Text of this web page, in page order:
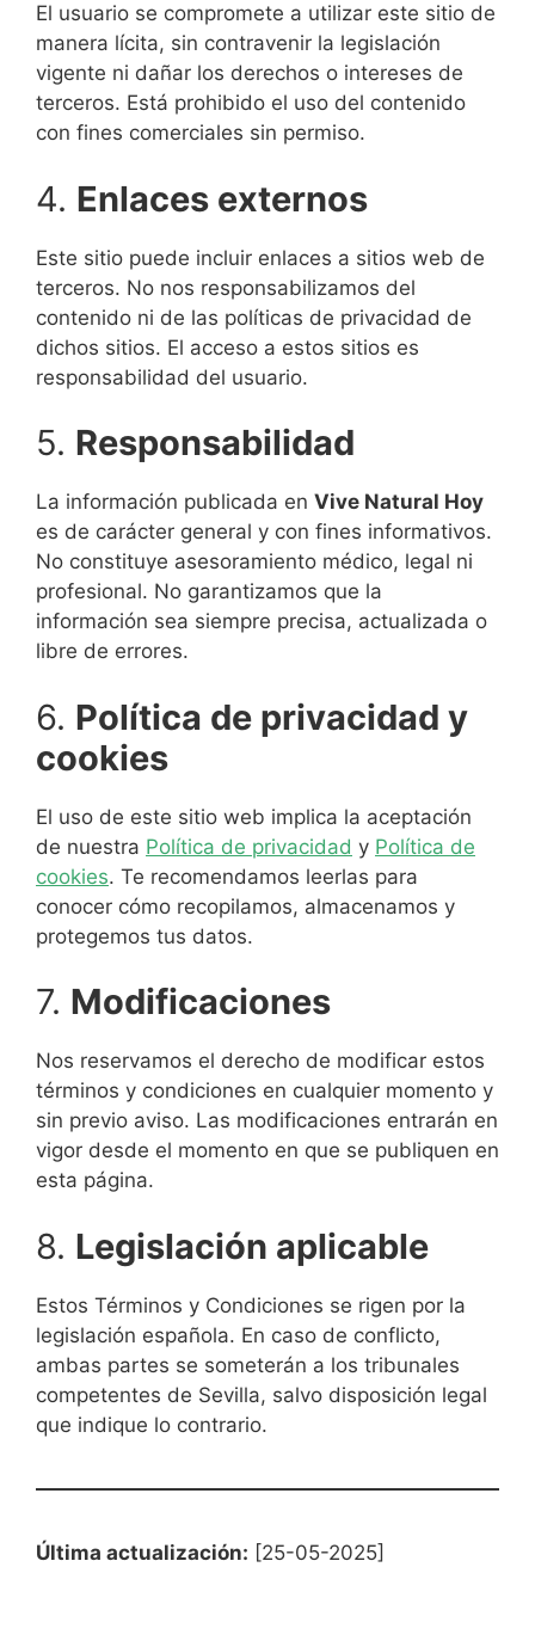
El usuario se compromete a utilizar este sitio de
manera lícita, sin contravenir la legislación
vigente ni dañar los derechos o intereses de
terceros. Está prohibido el uso del contenido
con fines comerciales sin permiso.
4. Enlaces externos
Este sitio puede incluir enlaces a sitios web de
terceros. No nos responsabilizamos del
contenido ni de las políticas de privacidad de
dichos sitios. El acceso a estos sitios es
responsabilidad del usuario.
5. Responsabilidad
La información publicada en Vive Natural Hoy
es de carácter general y con fines informativos.
No constituye asesoramiento médico, legal ni
profesional. No garantizamos que la
información sea siempre precisa, actualizada o
libre de errores.
6. Política de privacidad y
cookies
El uso de este sitio web implica la aceptación
de nuestra Política de privacidad y Política de
cookies. Te recomendamos leerlas para
conocer cómo recopilamos, almacenamos y
protegemos tus datos.
7. Modificaciones
Nos reservamos el derecho de modificar estos
términos y condiciones en cualquier momento y
sin previo aviso. Las modificaciones entrarán en
vigor desde el momento en que se publiquen en
esta página.
8. Legislación aplicable
Estos Términos y Condiciones se rigen por la
legislación española. En caso de conflicto,
ambas partes se someterán a los tribunales
competentes de Sevilla, salvo disposición legal
que indique lo contrario.
Última actualización: [25-05-2025]